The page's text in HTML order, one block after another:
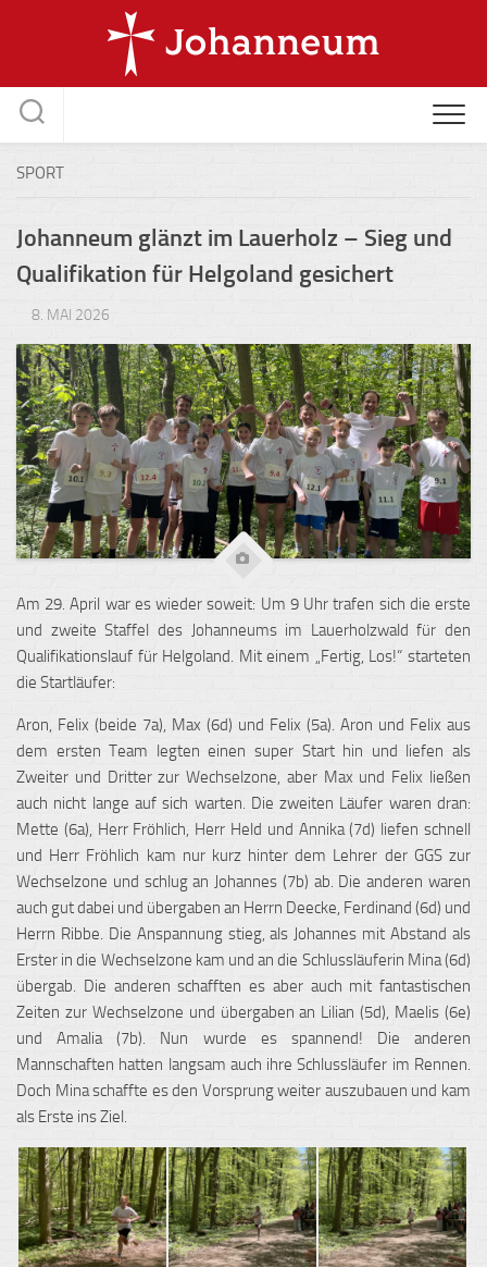
SPORT
Johanneum glänzt im Lauerholz – Sieg und
Qualifikation für Helgoland gesichert
8. MAI 2026
Am 29. April war es wieder soweit: Um 9 Uhr trafen sich die erste
und zweite Staffel des Johanneums im Lauerholzwald für den
Qualifikationslauf für Helgoland. Mit einem „Fertig, Los!“ starteten
die Startläufer:
Aron, Felix (beide 7a), Max (6d) und Felix (5a). Aron und Felix aus
dem ersten Team legten einen super Start hin und liefen als
Zweiter und Dritter zur Wechselzone, aber Max und Felix ließen
auch nicht lange auf sich warten. Die zweiten Läufer waren dran:
Mette (6a), Herr Fröhlich, Herr Held und Annika (7d) liefen schnell
und Herr Fröhlich kam nur kurz hinter dem Lehrer der GGS zur
Wechselzone und schlug an Johannes (7b) ab. Die anderen waren
auch gut dabei und übergaben an Herrn Deecke, Ferdinand (6d) und
Herrn Ribbe. Die Anspannung stieg, als Johannes mit Abstand als
Erster in die Wechselzone kam und an die Schlussläuferin Mina (6d)
übergab. Die anderen schafften es aber auch mit fantastischen
Zeiten zur Wechselzone und übergaben an Lilian (5d), Maelis (6e)
und Amalia (7b). Nun wurde es spannend! Die anderen
Mannschaften hatten langsam auch ihre Schlussläufer im Rennen.
Doch Mina schaffte es den Vorsprung weiter auszubauen und kam
als Erste ins Ziel.